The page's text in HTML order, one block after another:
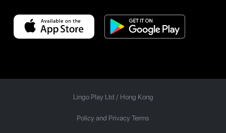
Lingo Play Ltd / Hong Kong
Policy and Privacy Terms